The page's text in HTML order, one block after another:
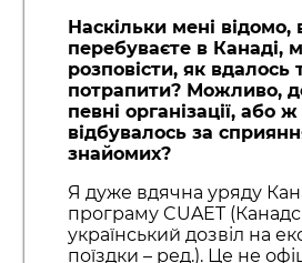
Наскільки мені відомо,
перебуваєте в Канаді,
розповісти, як вдалось
потрапити? Можливо,
певні організації, або
відбувалось за
знайомих?
Я дуже вдячна уряду
програму CUAET
український дозвіл на
поїздки – ред.). Це не